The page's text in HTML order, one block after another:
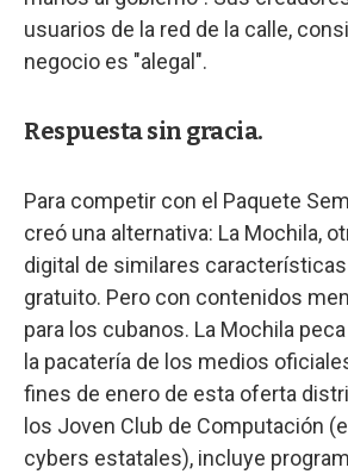
usuarios de la red de la calle,
negocio es "alegal".
Respuesta sin gracia.
Para competir con el Paquete
creó una alternativa: La Mochila,
digital de similares
gratuito. Pero con contenidos
para los cubanos. La Mochila
la pacatería de los medios
fines de enero de esta oferta
los Joven Club de Computación
cybers estatales), incluye